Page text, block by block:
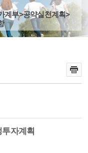
계부>공약실천계획>
자계획